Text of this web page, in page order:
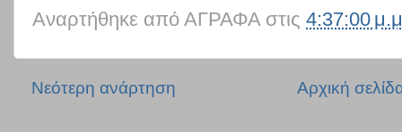
Αναρτήθηκε από ΑΓΡΑΦΑ στις 4:37:00
Νεότερη ανάρτηση Αρχική